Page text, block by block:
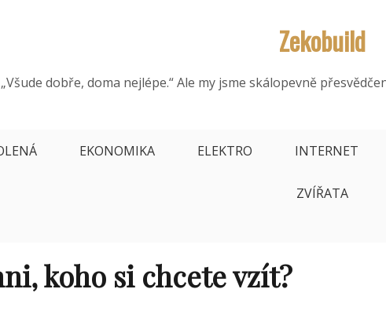
Zekobuild
dobře, doma nejlépe.“ Ale my jsme skálopevně
EKONOMIKA ELEKTRO INTERNET
ZVÍŘATA
koho si chcete vzít?